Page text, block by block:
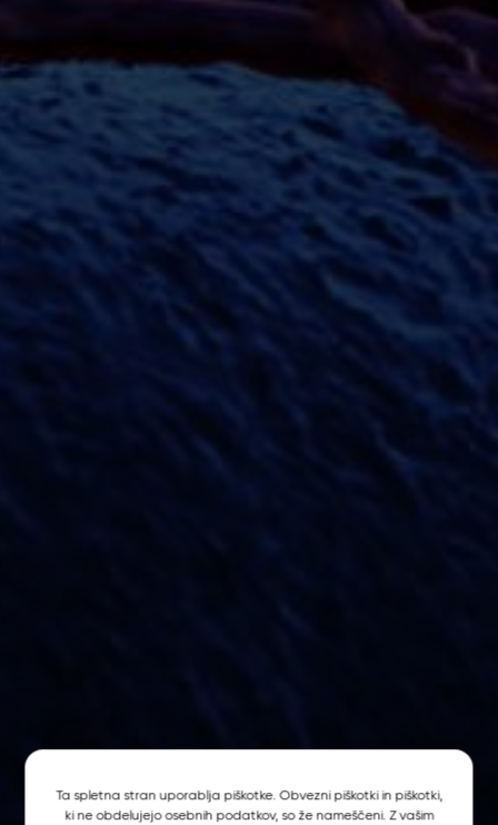
Ta spletna stran uporablja piškotke. Obvezni piškotki in piškotki,
ki ne obdelujejo osebnih podatkov, so že nameščeni. Z vašim